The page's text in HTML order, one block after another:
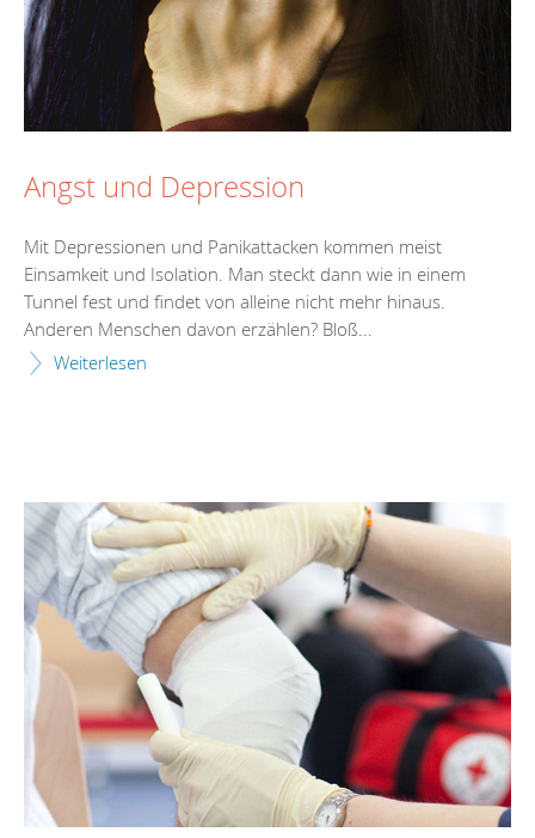
Angst und Depression
Mit Depressionen und Panikattacken kommen meist
Einsamkeit und Isolation. Man steckt dann wie in einem
Tunnel fest und findet von alleine nicht mehr hinaus.
Anderen Menschen davon erzählen? Bloß...
Weiterlesen